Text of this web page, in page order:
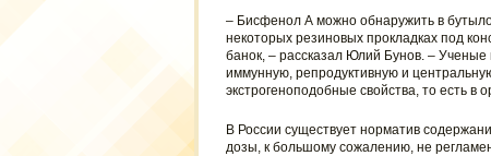
– Бисфенол А можно обнаружить в
некоторых резиновых прокладках под
банок, – рассказал Юлий Бунов. –
иммунную, репродуктивную и
экстрогеноподобные свойства, то есть в
В России существует норматив
дозы, к большому сожалению, не